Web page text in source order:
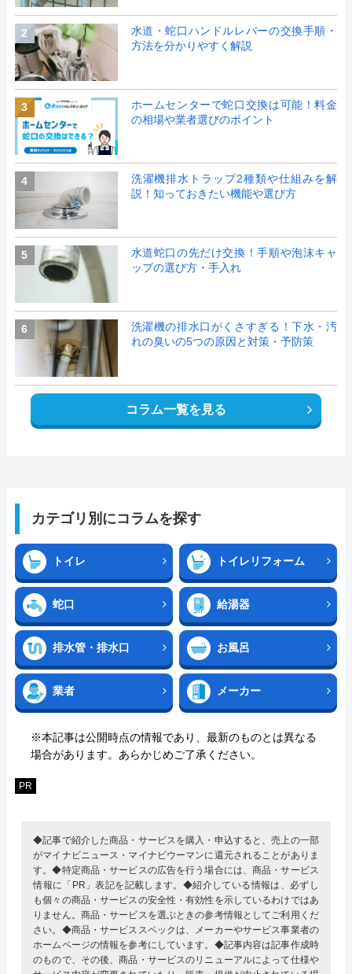
2
水道・蛇口ハンドルレバーの交換手順・
方法を分かりやすく解説
3
ホームセンターで蛇口交換は可能！料金
の相場や業者選びのポイント
4
洗濯機排水トラップ2種類や仕組みを解
説！知っておきたい機能や選び方
5
水道蛇口の先だけ交換！手順や泡沫キャ
ップの選び方・手入れ
6
洗濯機の排水口がくさすぎる！下水・汚
れの臭いの5つの原因と対策・予防策
コラム一覧を見る
カテゴリ別にコラムを探す
トイレ トイレリフォーム
蛇口 給湯器
排水管・排水口 お風呂
業者 メーカー
※本記事は公開時点の情報であり、最新のものとは異なる
場合があります。あらかじめご了承ください。
PR
◆記事で紹介した商品・サービスを購入・申込すると、売上の一部
がマイナビニュース・マイナビウーマンに還元されることがありま
す。◆特定商品・サービスの広告を行う場合には、商品・サービス
情報に「PR」表記を記載します。◆紹介している情報は、必ずし
も個々の商品・サービスの安全性・有効性を示しているわけではあ
りません。商品・サービスを選ぶときの参考情報としてご利用くだ
さい。◆商品・サービススペックは、メーカーやサービス事業者の
ホームページの情報を参考にしています。◆記事内容は記事作成時
のもので、その後、商品・サービスのリニューアルによって仕様や